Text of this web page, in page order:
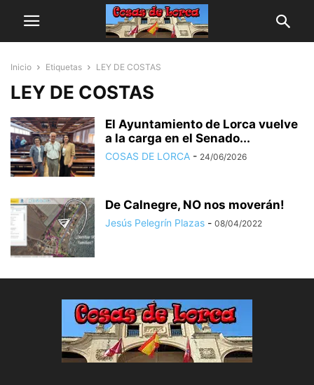
Inicio Etiquetas LEY DE COSTAS
LEY DE COSTAS
El Ayuntamiento de Lorca vuelve
a la carga en el Senado...
COSAS DE LORCA - 24/06/2026
De Calnegre, NO nos moverán!
Jesús Pelegrín Plazas - 08/04/2022